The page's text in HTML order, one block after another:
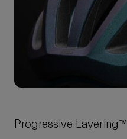
Progressive Layering™